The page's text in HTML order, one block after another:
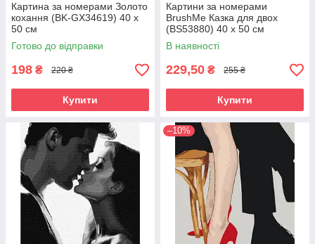
Картина за номерами Золото
кохання (BK-GX34619) 40 х
50 см
Готово до відправки
198 ₴ 220 ₴
Купити
Картини за номерами
BrushMe Казка для двох
(BS53880) 40 х 50 см
В наявності
229,50 ₴ 255 ₴
Купити
–10%